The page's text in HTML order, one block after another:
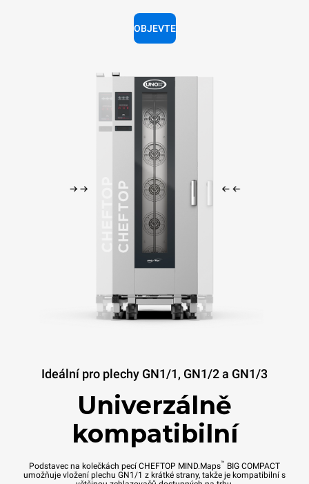
OBJEVTE
Ideální pro plechy GN1/1, GN1/2 a GN1/3
Univerzálně
kompatibilní
Podstavec na kolečkách pecí CHEFTOP MIND.Maps™ BIG COMPACT
umožňuje vložení plechu GN1/1 z krátké strany, takže je kompatibilní s